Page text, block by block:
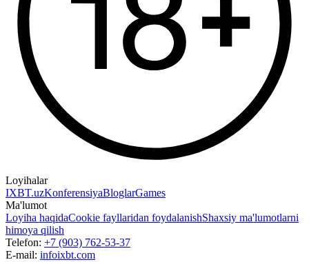
Loyihalar
IXBT.uzKonferensiyaBloglarGames
Ma'lumot
Loyiha haqidaCookie fayllaridan foydalanishShaxsiy ma'lumotlarni
himoya qilish
Telefon: +7 (903) 762-53-37
E-mail: infoixbt.com